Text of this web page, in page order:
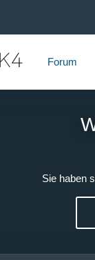
Forum
Sie haben